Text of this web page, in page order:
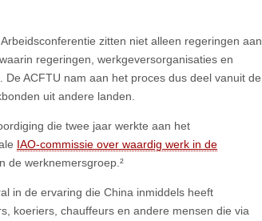
zitten niet alleen regeringen aan
regeringen, werkgeversorganisaties en
ACFTU nam aan het proces dus deel vanuit de
uit andere landen.
die twee jaar werkte aan het
IAO-commissie over waardig werk in de
de werknemersgroep.²
in de ervaring die China inmiddels heeft
koeriers, chauffeurs en andere mensen die via